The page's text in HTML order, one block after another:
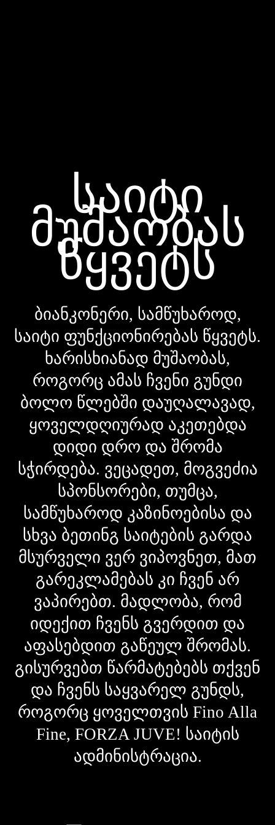
საიტი
მუშაობას
წყვეტს
ბიანკონერი, სამწუხაროდ,
საიტი ფუნქციონირებას წყვეტს.
ხარისხიანად მუშაობას,
როგორც ამას ჩვენი გუნდი
ბოლო წლებში დაუღალავად,
ყოველდღიურად აკეთებდა
დიდი დრო და შრომა
სჭირდება. ვეცადეთ, მოგვეძია
სპონსორები, თუმცა,
სამწუხაროდ კაზინოებისა და
სხვა ბეთინგ საიტების გარდა
მსურველი ვერ ვიპოვნეთ, მათ
გარეკლამებას კი ჩვენ არ
ვაპირებთ. მადლობა, რომ
იდექით ჩვენს გვერდით და
აფასებდით გაწეულ შრომას.
გისურვებთ წარმატებებს თქვენ
და ჩვენს საყვარელ გუნდს,
როგორც ყოველთვის Fino Alla
Fine, FORZA JUVE! საიტის
ადმინისტრაცია.